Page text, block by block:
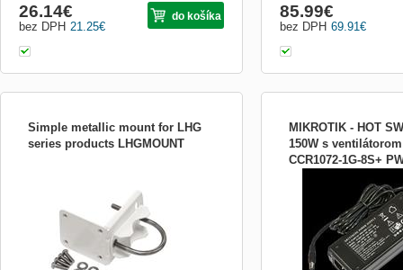
21.25€
bez DPH
26.14€ do košíka
69.91€
bez DPH
85.99€
Simple metallic mount for LHG
series products LHGMOUNT
MIKROTIK - HOT
150W s
CCR1072-1G-8S+
150W -48V Napájecí
1G-8S+ 12V 150W -48V